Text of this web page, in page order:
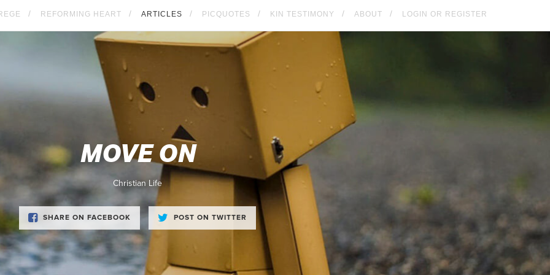
REFORMING HEART ARTICLES PICQUOTES KIN TESTIMONY ABOUT LOGIN OR REGISTER
MOVE ON
Christian Life
SHARE ON FACEBOOK POST ON TWITTER